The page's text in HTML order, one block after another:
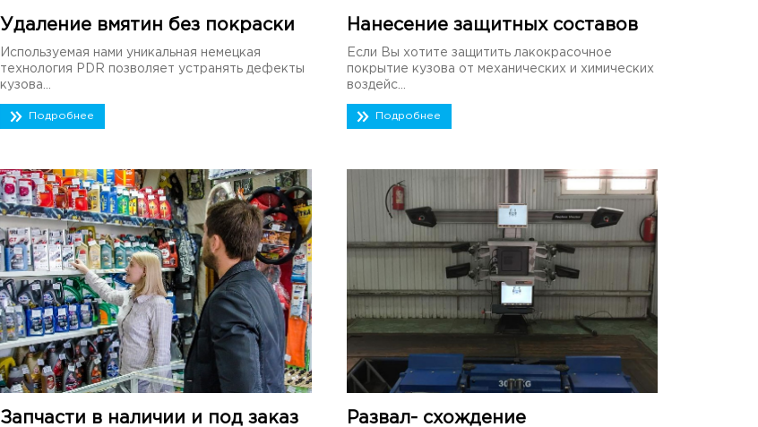
Удаление вмятин без покраски
Используемая нами уникальная немецкая
технология PDR позволяет устранять дефекты
кузова...
Подробнее
Нанесение защитных составов
Если Вы хотите защитить лакокрасочное
покрытие кузова от механических и химических
воздейс...
Подробнее
Запчасти в наличии и под заказ Развал- схождение